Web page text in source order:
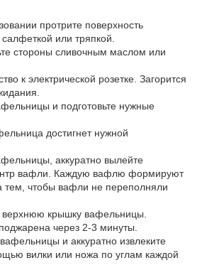
протрите поверхность
или тряпкой.
стороны сливочным маслом или
к электрической розетке. Загорится
и подготовьте нужные
достигнет нужной
аккуратно вылейте
вафли. Каждую вафлю формируют
тем, чтобы вафли не переполняли
верхнюю крышку вафельницы.
через 2-3 минуты.
и аккуратно извлеките
вилки или ножа по углам каждой